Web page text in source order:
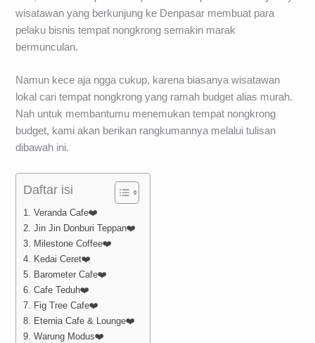
wisatawan yang berkunjung ke Denpasar membuat para
pelaku bisnis tempat nongkrong semakin marak
bermunculan.
Namun kece aja ngga cukup, karena biasanya wisatawan
lokal cari tempat nongkrong yang ramah budget alias murah.
Nah untuk membantumu menemukan tempat nongkrong
budget, kami akan berikan rangkumannya melalui tulisan
dibawah ini.
Daftar isi
1. Veranda Cafe❤️
2. Jin Jin Donburi Teppan❤️
3. Milestone Coffee❤️
4. Kedai Ceret❤️
5. Barometer Cafe❤️
6. Cafe Teduh❤️
7. Fig Tree Cafe❤️
8. Eternia Cafe & Lounge❤️
9. Warung Modus❤️